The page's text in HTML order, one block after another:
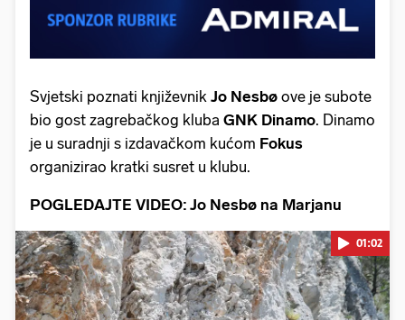
Svjetski poznati književnik Jo Nesbø ove je subote
bio gost zagrebačkog kluba GNK Dinamo. Dinamo
je u suradnji s izdavačkom kućom Fokus
organizirao kratki susret u klubu.
POGLEDAJTE VIDEO: Jo Nesbø na Marjanu
01:02